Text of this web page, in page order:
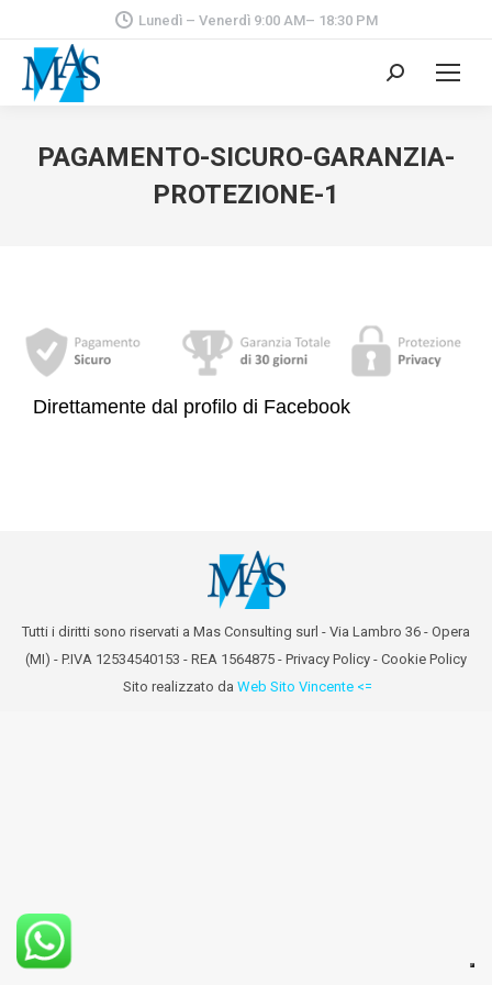
Lunedì – Venerdì 9:00 AM– 18:30 PM
Cerca:
PAGAMENTO-SICURO-GARANZIA-
PROTEZIONE-1
Direttamente dal profilo di Facebook
Tutti i diritti sono riservati a Mas Consulting surl - Via Lambro 36 - Opera
(MI) - P.IVA 12534540153 - REA 1564875 - Privacy Policy - Cookie Policy
Sito realizzato da Web Sito Vincente <=